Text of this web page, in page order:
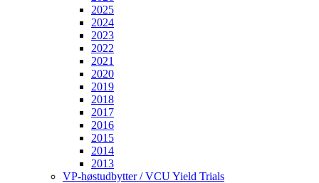
2025
2024
2023
2022
2021
2020
2019
2018
2017
2016
2015
2014
2013
VP-høstudbytter / VCU Yield Trials